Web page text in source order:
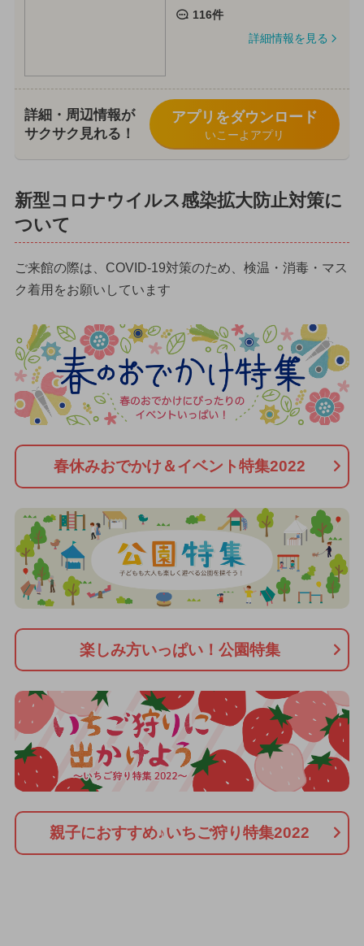
116件
詳細情報を見る
詳細・周辺情報が
サクサク見れる！
アプリをダウンロード
いこーよアプリ
新型コロナウイルス感染拡大防止対策に
ついて
ご来館の際は、COVID-19対策のため、検温・消毒・マス
ク着用をお願いしています
春休みおでかけ＆イベント特集2022
楽しみ方いっぱい！公園特集
親子におすすめ♪いちご狩り特集2022